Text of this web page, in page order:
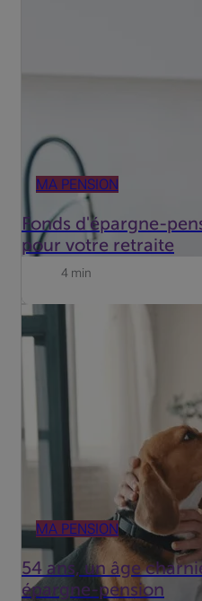
MA PENSION
Fonds d'épargne-
pour votre retraite
à la retraite que dans
pourtant la peine d'y
4 min
MA PENSION
54 ans, un âge
épargne-pension
L'épargne-pension est une
avantageuse pour vous
retraite. Mais il est